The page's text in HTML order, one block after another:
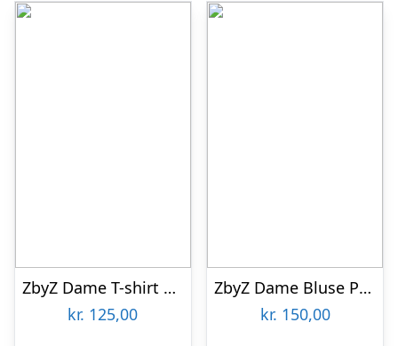
ZbyZ Dame T-shirt Plus Size – Print 2 – 42/44
kr. 125,00
ZbyZ Dame Bluse Plus Size – B-135 – 54/56
kr. 150,00